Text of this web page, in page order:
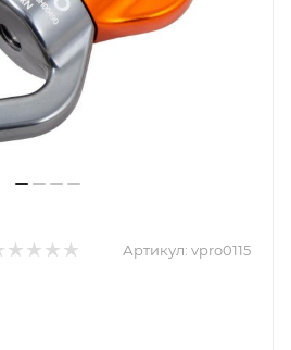
Артикул: vpro0115